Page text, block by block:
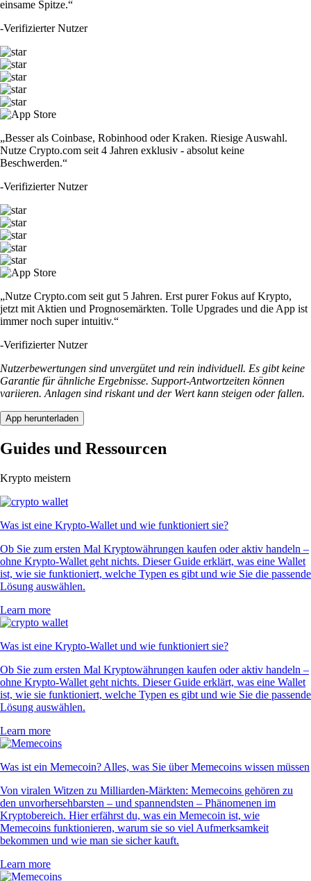
einsame Spitze.“
-Verifizierter Nutzer
„Besser als Coinbase, Robinhood oder Kraken. Riesige Auswahl.
Nutze Crypto.com seit 4 Jahren exklusiv - absolut keine
Beschwerden.“
-Verifizierter Nutzer
„Nutze Crypto.com seit gut 5 Jahren. Erst purer Fokus auf Krypto,
jetzt mit Aktien und Prognosemärkten. Tolle Upgrades und die App ist
immer noch super intuitiv.“
-Verifizierter Nutzer
Nutzerbewertungen sind unvergütet und rein individuell. Es gibt keine
Garantie für ähnliche Ergebnisse. Support-Antwortzeiten können
variieren. Anlagen sind riskant und der Wert kann steigen oder fallen.
App herunterladen
Guides und Ressourcen
Krypto meistern
Was ist eine Krypto-Wallet und wie funktioniert sie?
Ob Sie zum ersten Mal Kryptowährungen kaufen oder aktiv handeln –
ohne Krypto-Wallet geht nichts. Dieser Guide erklärt, was eine Wallet
ist, wie sie funktioniert, welche Typen es gibt und wie Sie die passende
Lösung auswählen.
Learn more
Was ist eine Krypto-Wallet und wie funktioniert sie?
Ob Sie zum ersten Mal Kryptowährungen kaufen oder aktiv handeln –
ohne Krypto-Wallet geht nichts. Dieser Guide erklärt, was eine Wallet
ist, wie sie funktioniert, welche Typen es gibt und wie Sie die passende
Lösung auswählen.
Learn more
Was ist ein Memecoin? Alles, was Sie über Memecoins wissen müssen
Von viralen Witzen zu Milliarden-Märkten: Memecoins gehören zu
den unvorhersehbarsten – und spannendsten – Phänomenen im
Kryptobereich. Hier erfährst du, was ein Memecoin ist, wie
Memecoins funktionieren, warum sie so viel Aufmerksamkeit
bekommen und wie man sie sicher kauft.
Learn more